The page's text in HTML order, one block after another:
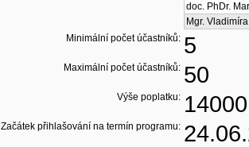
doc. PhDr.
Mgr.
Minimální počet účastníků: 5
Maximální počet účastníků: 50
Výše poplatku:
Začátek přihlašování na termín programu: